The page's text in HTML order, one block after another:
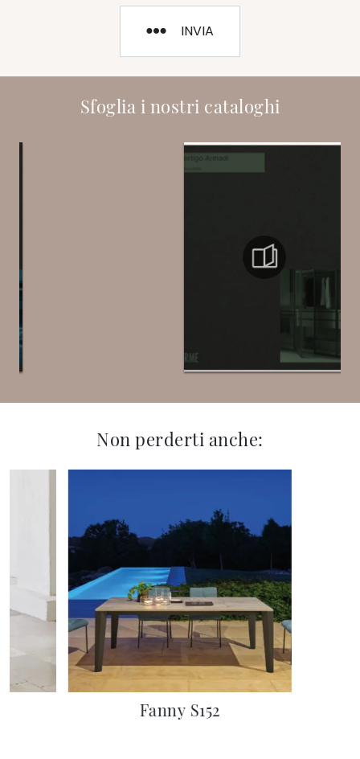
Sfoglia i nostri cataloghi
INVIA
Non perderti anche:
Fanny S152